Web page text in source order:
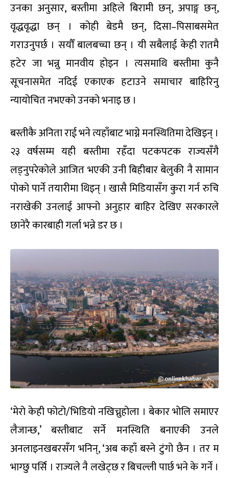
उनका अनुसार, बस्तीमा अहिले बिरामी छन्, अपाङ्ग छन्,
वृद्धवृद्धा छन् । कोही बेडमै छन्, दिसा–पिसाबसमेत
गराउनुपर्छ । सयौँ बालबच्चा छन् । यी सबैलाई केही रातमै
हटेर जा भन्नु मानवीय होइन । त्यसमाथि बस्तीमा कुनै
सूचनासमेत नदिई एकाएक हटाउने समाचार बाहिरिनु
न्यायोचित नभएको उनको भनाइ छ ।
बस्तीकै अनिता राई भने त्यहाँबाट भाग्ने मनस्थितिमा देखिइन् ।
२३ वर्षसम्म यही बस्तीमा रहँदा पटकपटक राज्यसँगै
लड्नुपरेकोले आजित भएकी उनी बिहीबार बेलुकी नै सामान
पोको पार्ने तयारीमा थिइन् । खासै मिडियासँग कुरा गर्न रुचि
नराखेकी उनलाई आफ्नो अनुहार बाहिर देखिए सरकारले
छानेरै कारबाही गर्ला भन्ने डर छ ।
‘मेरो केही फोटो/भिडियो नखिच्नुहोला । बेकार भोलि समाएर
लैजान्छ,’ बस्तीबाट सर्ने मनस्थिति बनाएकी उनले
अनलाइनखबरसँग भनिन्, ‘अब कहाँ बस्ने टुंगो छैन । तर म
भाग्छु पर्सि । राज्यले नै लखेट्छ र बिचल्ली पार्छ भने के गर्ने ।